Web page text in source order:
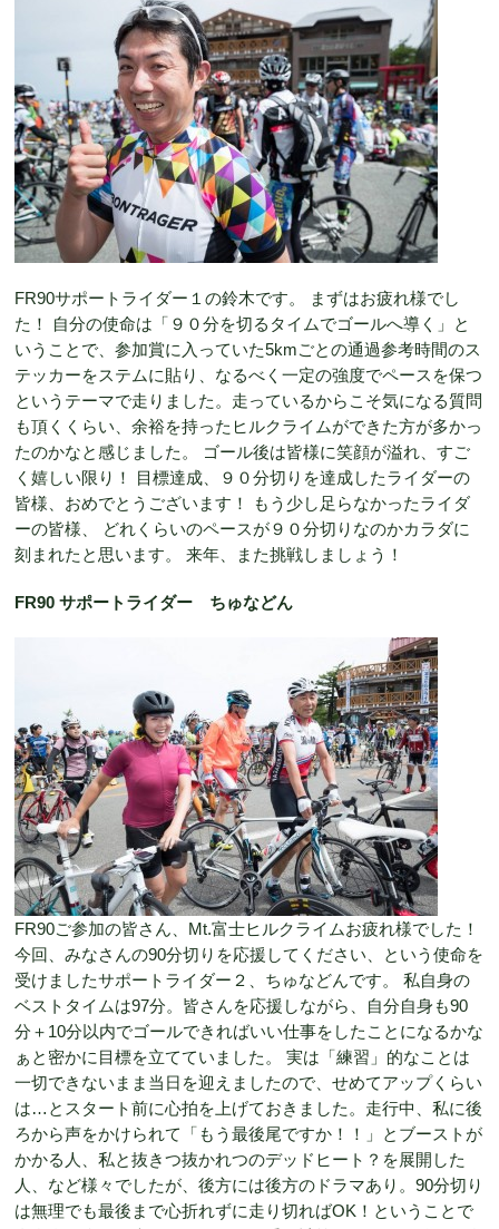
FR90サポートライダー１の鈴木です。 まずはお疲れ様でし
た！ 自分の使命は「９０分を切るタイムでゴールへ導く」と
いうことで、参加賞に入っていた5kmごとの通過参考時間のス
テッカーをステムに貼り、なるべく一定の強度でペースを保つ
というテーマで走りました。走っているからこそ気になる質問
も頂くくらい、余裕を持ったヒルクライムができた方が多かっ
たのかなと感じました。 ゴール後は皆様に笑顔が溢れ、すご
く嬉しい限り！ 目標達成、９０分切りを達成したライダーの
皆様、おめでとうございます！ もう少し足らなかったライダ
ーの皆様、 どれくらいのペースが９０分切りなのかカラダに
刻まれたと思います。 来年、また挑戦しましょう！
FR90 サポートライダー ちゅなどん
FR90ご参加の皆さん、Mt.富士ヒルクライムお疲れ様でした！
今回、みなさんの90分切りを応援してください、という使命を
受けましたサポートライダー２、ちゅなどんです。 私自身の
ベストタイムは97分。皆さんを応援しながら、自分自身も90
分＋10分以内でゴールできればいい仕事をしたことになるかな
ぁと密かに目標を立てていました。 実は「練習」的なことは
一切できないまま当日を迎えましたので、せめてアップくらい
は…とスタート前に心拍を上げておきました。走行中、私に後
ろから声をかけられて「もう最後尾ですか！！」とブーストが
かかる人、私と抜きつ抜かれつのデッドヒート？を展開した
人、など様々でしたが、後方には後方のドラマあり。90分切り
は無理でも最後まで心折れずに走り切ればOK！ということで